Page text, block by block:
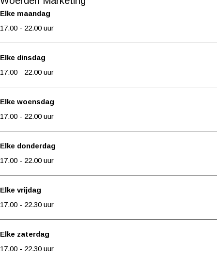
l
e
e
a
a
l
B
r
e
g
j
e
k
a
a
l
r
e
g
j
e
l
B
r
e
g
j
e
o
k
a
a
B
r
e
g
j
e
a
m
P
o
e
l
o
a
a
l
B
r
e
g
Elke maandag
17.00 - 22.00 uur
Elke dinsdag
17.00 - 22.00 uur
Elke woensdag
17.00 - 22.00 uur
Elke donderdag
17.00 - 22.00 uur
Elke vrijdag
17.00 - 22.30 uur
Elke zaterdag
17.00 - 22.30 uur